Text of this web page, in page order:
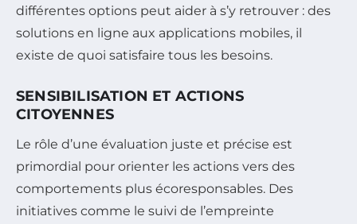
différentes options peut aider à s’y retrouver : des
solutions en ligne aux applications mobiles, il
existe de quoi satisfaire tous les besoins.
SENSIBILISATION ET ACTIONS
CITOYENNES
Le rôle d’une évaluation juste et précise est
primordial pour orienter les actions vers des
comportements plus écoresponsables. Des
initiatives comme le suivi de l’empreinte